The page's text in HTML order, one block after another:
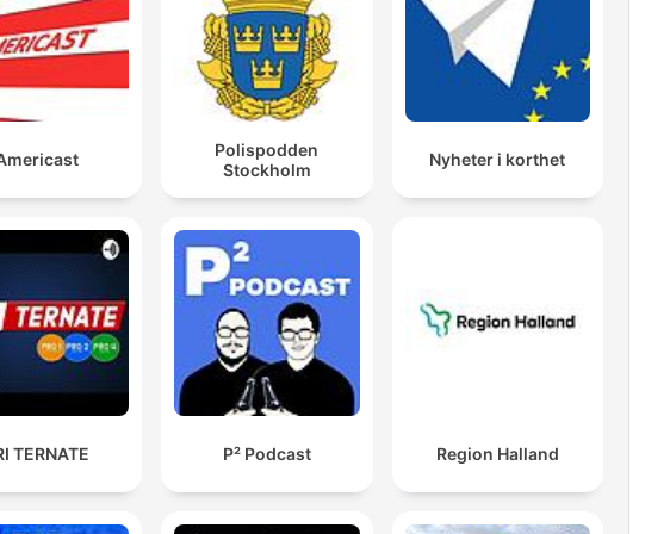
fosse responsabilizado. Uma espera que nenhuma
mulher deveria enfrentar.
00:01:59 · Maria da Penha relata a longa batalha judicial que
enfrentou para obter justiça após sofrer uma tentativa de
feminicídio.
cerca de 37% entre agosto de 2025 e julho de 2026.
00:16:44 · O trecho apresenta os novos dados do INPE sobre a
redução do desmatamento na região amazônica.
Este painel é exatamente a demonstração da violência
que se vem praticando A denúncia de um feminicídio
uma vez, parem de nos matar porque nós resolvemos
que nós não vamos morrer.
00:26:16 · A ministra Cármen Lúcia comenta sobre a obra de arte
Polispodden
Stockholm
Nyheter i korthet
TERNATE P² Podcast Region Halland